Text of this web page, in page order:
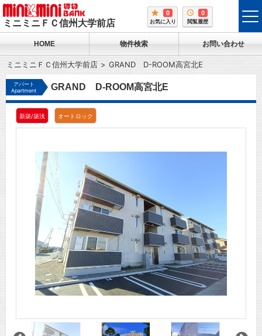
ミニミニＦＣ信州大学前店
0
お気に入り
0
閲覧履歴
HOME 物件検索 お問い合わせ
ミニミニＦＣ信州大学前店 GRAND D-ROOM高宮北E
アパート
Apartment
GRAND D-ROOM高宮北E
新築/築浅 オートロック